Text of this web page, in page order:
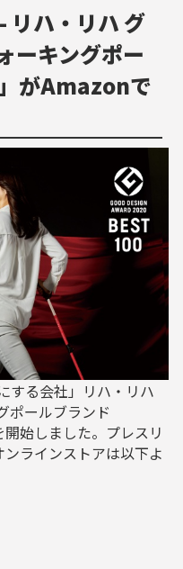
リハ・リハ グ
ーキングポー
がAmazonで
する会社」リハ・リハ
ポールブランド
始しました。プレスリ
ラインストアは以下よ